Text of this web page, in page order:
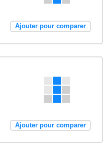
Ajouter pour comparer
Ajouter pour comparer